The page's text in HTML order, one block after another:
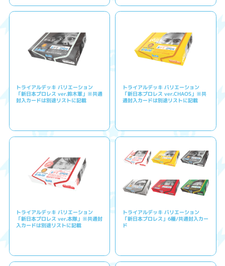
トライアルデッキ バリエーション
「新日本プロレス ver.鈴木軍」※共通
封入カードは別途リストに記載
トライアルデッキ バリエーション
「新日本プロレス ver.CHAOS」※共
通封入カードは別途リストに記載
トライアルデッキ バリエーション
「新日本プロレス ver.本隊」※共通封
入カードは別途リストに記載
トライアルデッキ バリエーション
「新日本プロレス」6種/共通封入カー
ド